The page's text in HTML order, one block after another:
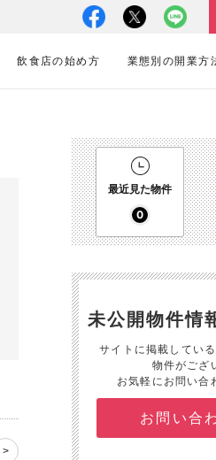
飲食店の始め方 業態別の開業方
>
最近見た物件
0
未公開物件情
サイトに掲載してい
物件がござ
お気軽にお問い合
お問い合